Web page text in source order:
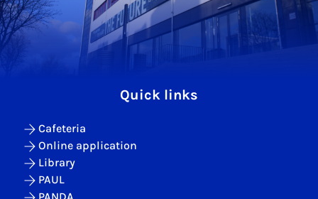
Quick links
Cafeteria
Online application
Library
PAUL